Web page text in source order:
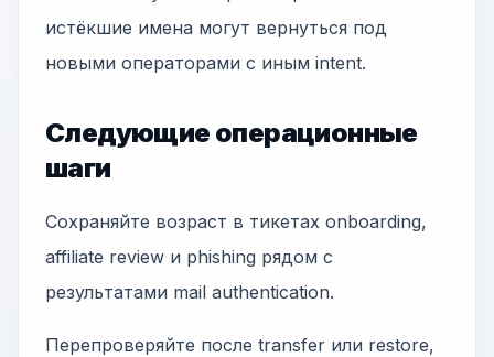
истёкшие имена могут вернуться под
новыми операторами с иным intent.
Следующие операционные
шаги
Сохраняйте возраст в тикетах onboarding,
affiliate review и phishing рядом с
результатами mail authentication.
Перепроверяйте после transfer или restore,